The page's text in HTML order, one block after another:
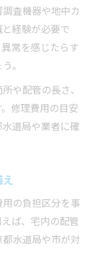
査機器や地中カ
経験が必要で
常を感じたらす
。
や配管の長さ、
修理費用の目安
道局や業者に確
の負担区分を事
ば、宅内の配管
水道局や市が対